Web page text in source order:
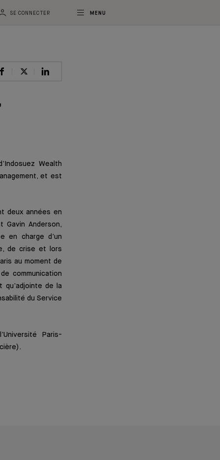
SE CONNECTER MENU
Wealth
et est
deux années en
Gavin Anderson,
en charge d’un
de crise et lors
au moment de
communication
qu’adjointe de la
du Service
Paris-